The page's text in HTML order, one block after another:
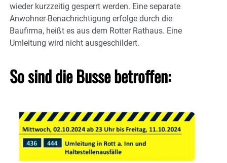
wieder kurzzeitig gesperrt werden. Eine separate
Anwohner-Benachrichtigung erfolge durch die
Baufirma, heißt es aus dem Rotter Rathaus. Eine
Umleitung wird nicht ausgeschildert.
So sind die Busse betroffen: